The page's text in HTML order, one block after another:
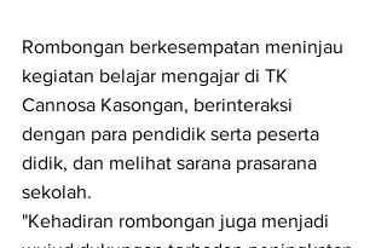
Rombongan berkesempatan meninjau
kegiatan belajar mengajar di TK
Cannosa Kasongan, berinteraksi
dengan para pendidik serta peserta
didik, dan melihat sarana prasarana
sekolah.
"Kehadiran rombongan juga menjadi